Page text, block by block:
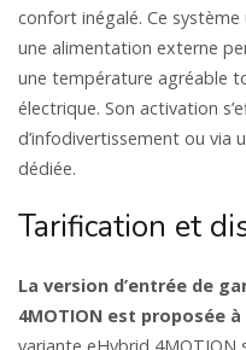
confort inégalé. Ce
une alimentation externe
une température agréable
électrique. Son activation
d’infodivertissement ou via
dédiée.
Tarification et
La version d’entrée de
4MOTION est proposée